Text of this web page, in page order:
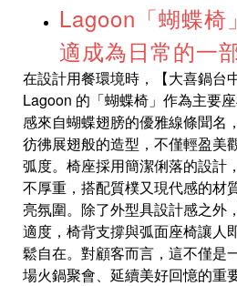
Lagoon「蝴蝶椅
適成為日常的一
在設計用餐環境時，【大喜鍋台
Lagoon 的「蝴蝶椅」作為主要
感來自蝴蝶翅膀的優雅線條聞名
彷彿展翅般的造型，不僅輕盈美
弧度。椅座採用簡潔俐落的設計
不厚重，搭配質樸又現代感的材
亮氛圍。除了外型具設計感之外
適度，椅背支撐與弧面座椅讓人
鬆自在。對顧客而言，這不僅是
場火鍋聚會、延續美好回憶的重